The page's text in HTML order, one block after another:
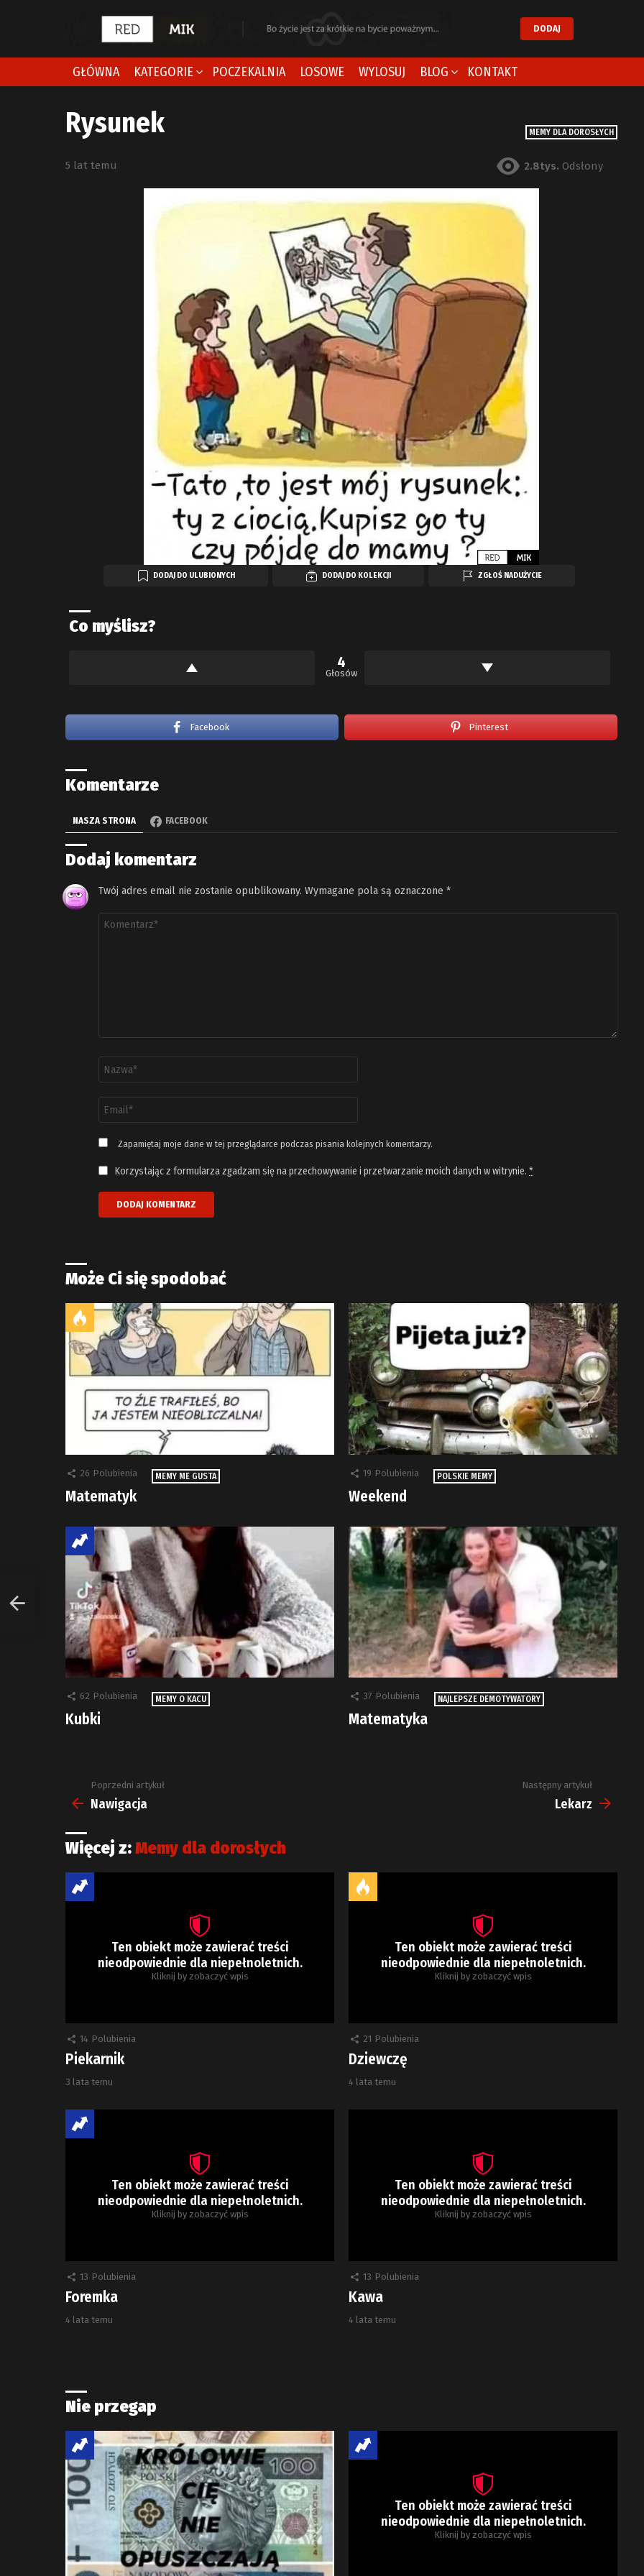
DODAJ
GŁÓWNA KATEGORIE POCZEKALNIA LOSOWE WYLOSUJ BLOG KONTAKT
MEMY DLA DOROSŁYCH
Rysunek
5 lat temu 2.8tys. Odsłony
DODAJ DO ULUBIONYCH DODAJ DO KOLEKCJI ZGŁOŚ NADUŻYCIE
Co myślisz?
4
Głosów
Facebook Pinterest
Komentarze
NASZA STRONA FACEBOOK
Dodaj komentarz
Twój adres email nie zostanie opublikowany. Wymagane pola są oznaczone *
Komentarz
email
*
Zapamiętaj moje dane w tej przeglądarce podczas pisania kolejnych komentarzy.
Korzystając z formularza zgadzam się na przechowywanie i przetwarzanie moich danych w witrynie. *
Może Ci się spodobać
26 Polubienia MEMY ME GUSTA
Matematyk
19 Polubienia POLSKIE MEMY
Weekend
62 Polubienia MEMY O KACU
Kubki
37 Polubienia NAJLEPSZE DEMOTYWATORY
Matematyka
Zobacz
więcej
Poprzedni artykuł
Nawigacja
Następny artykuł
Lekarz
Więcej z:Memy dla dorosłych
Ten obiekt może zawierać treści
nieodpowiednie dla niepełnoletnich.
Kliknij by zobaczyć wpis
14 Polubienia
Piekarnik
3 lata temu
Ten obiekt może zawierać treści
nieodpowiednie dla niepełnoletnich.
Kliknij by zobaczyć wpis
21 Polubienia
Dziewczę
4 lata temu
Ten obiekt może zawierać treści
nieodpowiednie dla niepełnoletnich.
Kliknij by zobaczyć wpis
13 Polubienia
Foremka
4 lata temu
Ten obiekt może zawierać treści
nieodpowiednie dla niepełnoletnich.
Kliknij by zobaczyć wpis
13 Polubienia
Kawa
4 lata temu
Nie przegap
Ten obiekt może zawierać treści
nieodpowiednie dla niepełnoletnich.
Kliknij by zobaczyć wpis